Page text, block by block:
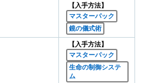
【入手方法】
マスターパック
鏡の儀式術
【入手方法】
マスターパック
生命の制御システ
ム